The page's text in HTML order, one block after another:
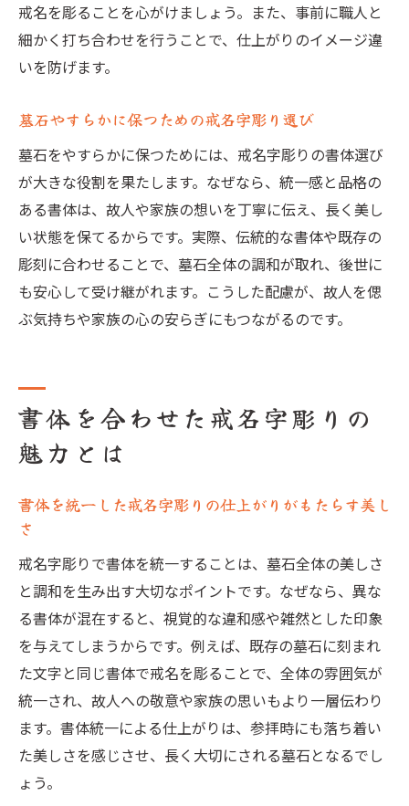
戒名を彫ることを心がけましょう。また、事前に職人と
細かく打ち合わせを行うことで、仕上がりのイメージ違
いを防げます。
墓石やすらかに保つための戒名字彫り選び
墓石をやすらかに保つためには、戒名字彫りの書体選び
が大きな役割を果たします。なぜなら、統一感と品格の
ある書体は、故人や家族の想いを丁寧に伝え、長く美し
い状態を保てるからです。実際、伝統的な書体や既存の
彫刻に合わせることで、墓石全体の調和が取れ、後世に
も安心して受け継がれます。こうした配慮が、故人を偲
ぶ気持ちや家族の心の安らぎにもつながるのです。
書体を合わせた戒名字彫りの
魅力とは
書体を統一した戒名字彫りの仕上がりがもたらす美し
さ
戒名字彫りで書体を統一することは、墓石全体の美しさ
と調和を生み出す大切なポイントです。なぜなら、異な
る書体が混在すると、視覚的な違和感や雑然とした印象
を与えてしまうからです。例えば、既存の墓石に刻まれ
た文字と同じ書体で戒名を彫ることで、全体の雰囲気が
統一され、故人への敬意や家族の思いもより一層伝わり
ます。書体統一による仕上がりは、参拝時にも落ち着い
た美しさを感じさせ、長く大切にされる墓石となるでし
ょう。